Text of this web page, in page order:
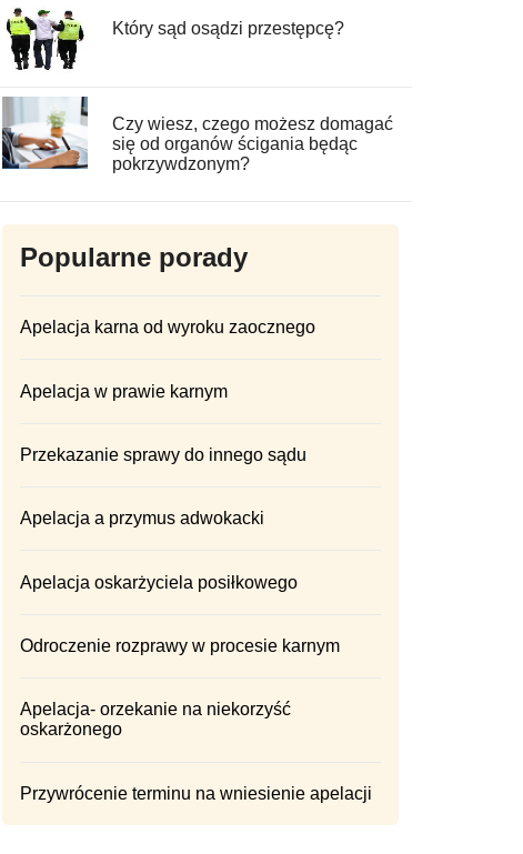
Który sąd osądzi przestępcę?
Czy wiesz, czego możesz domagać
się od organów ścigania będąc
pokrzywdzonym?
Popularne porady
Apelacja karna od wyroku zaocznego
Apelacja w prawie karnym
Przekazanie sprawy do innego sądu
Apelacja a przymus adwokacki
Apelacja oskarżyciela posiłkowego
Odroczenie rozprawy w procesie karnym
Apelacja- orzekanie na niekorzyść
oskarżonego
Przywrócenie terminu na wniesienie apelacji